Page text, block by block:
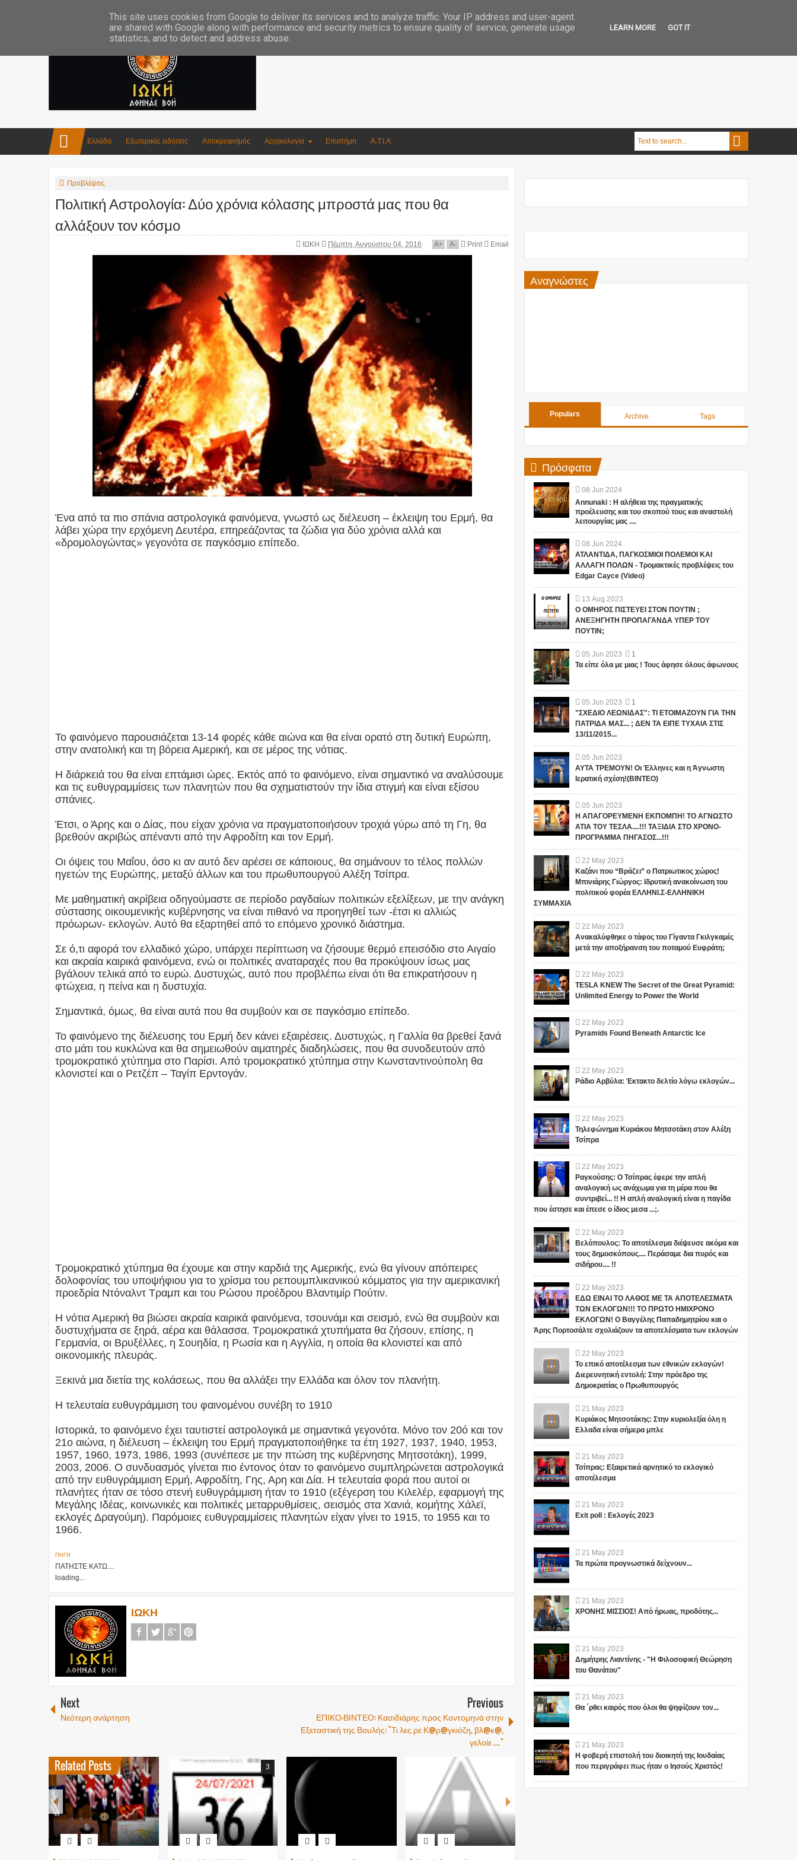
Ελλάδα Εξωτερικές ειδήσεις Αποκρυφισμός Αρχαιολογία Επιστήμη Α.Τ.Ι.Α.
Προβλέψεις
Πολιτική Αστρολογία: Δύο χρόνια κόλασης μπροστά μας που θα
αλλάξουν τον κόσμο
ΙΩΚΗ Πέμπτη, Αυγούστου 04, 2016 A+ A- Print Email
Ένα από τα πιο σπάνια αστρολογικά φαινόμενα, γνωστό ως διέλευση – έκλειψη του Ερμή, θα
λάβει χώρα την ερχόμενη Δευτέρα, επηρεάζοντας τα ζώδια για δύο χρόνια αλλά και
«δρομολογώντας» γεγονότα σε παγκόσμιο επίπεδο.
Το φαινόμενο παρουσιάζεται 13-14 φορές κάθε αιώνα και θα είναι ορατό στη δυτική Ευρώπη,
στην ανατολική και τη βόρεια Αμερική, και σε μέρος της νότιας.
Η διάρκειά του θα είναι επτάμισι ώρες. Εκτός από το φαινόμενο, είναι σημαντικό να αναλύσουμε
και τις ευθυγραμμίσεις των πλανητών που θα σχηματιστούν την ίδια στιγμή και είναι εξίσου
σπάνιες.
Έτσι, ο Άρης και ο Δίας, που είχαν χρόνια να πραγματοποιήσουν τροχιά γύρω από τη Γη, θα
βρεθούν ακριβώς απέναντι από την Αφροδίτη και τον Ερμή.
Οι όψεις του Μαΐου, όσο κι αν αυτό δεν αρέσει σε κάποιους, θα σημάνουν το τέλος πολλών
ηγετών της Ευρώπης, μεταξύ άλλων και του πρωθυπουργού Αλέξη Τσίπρα.
Με μαθηματική ακρίβεια οδηγούμαστε σε περίοδο ραγδαίων πολιτικών εξελίξεων, με την ανάγκη
σύστασης οικουμενικής κυβέρνησης να είναι πιθανό να προηγηθεί των -έτσι κι αλλιώς
πρόωρων- εκλογών. Αυτό θα εξαρτηθεί από το επόμενο χρονικό διάστημα.
Σε ό,τι αφορά τον ελλαδικό χώρο, υπάρχει περίπτωση να ζήσουμε θερμό επεισόδιο στο Αιγαίο
και ακραία καιρικά φαινόμενα, ενώ οι πολιτικές αναταραχές που θα προκύψουν ίσως μας
βγάλουν τελικά από το ευρώ. Δυστυχώς, αυτό που προβλέπω είναι ότι θα επικρατήσουν η
φτώχεια, η πείνα και η δυστυχία.
Σημαντικά, όμως, θα είναι αυτά που θα συμβούν και σε παγκόσμιο επίπεδο.
Το φαινόμενο της διέλευσης του Ερμή δεν κάνει εξαιρέσεις. Δυστυχώς, η Γαλλία θα βρεθεί ξανά
στο μάτι του κυκλώνα και θα σημειωθούν αιματηρές διαδηλώσεις, που θα συνοδευτούν από
τρομοκρατικό χτύπημα στο Παρίσι. Από τρομοκρατικό χτύπημα στην Κωνσταντινούπολη θα
κλονιστεί και ο Ρετζέπ – Ταγίπ Ερντογάν.
Τρομοκρατικό χτύπημα θα έχουμε και στην καρδιά της Αμερικής, ενώ θα γίνουν απόπειρες
δολοφονίας του υποψήφιου για το χρίσμα του ρεπουμπλικανικού κόμματος για την αμερικανική
προεδρία Ντόναλντ Τραμπ και του Ρώσου προέδρου Βλαντιμίρ Πούτιν.
Η νότια Αμερική θα βιώσει ακραία καιρικά φαινόμενα, τσουνάμι και σεισμό, ενώ θα συμβούν και
δυστυχήματα σε ξηρά, αέρα και θάλασσα. Τρομοκρατικά χτυπήματα θα ζήσουν, επίσης, η
Γερμανία, οι Βρυξέλλες, η Σουηδία, η Ρωσία και η Αγγλία, η οποία θα κλονιστεί και από
οικονομικής πλευράς.
Ξεκινά μια διετία της κολάσεως, που θα αλλάξει την Ελλάδα και όλον τον πλανήτη.
Η τελευταία ευθυγράμμιση του φαινομένου συνέβη το 1910
Ιστορικά, το φαινόμενο έχει ταυτιστεί αστρολογικά με σημαντικά γεγονότα. Μόνο τον 20ό και τον
21ο αιώνα, η διέλευση – έκλειψη του Ερμή πραγματοποιήθηκε τα έτη 1927, 1937, 1940, 1953,
1957, 1960, 1973, 1986, 1993 (συνέπεσε με την πτώση της κυβέρνησης Μητσοτάκη), 1999,
2003, 2006. Ο συνδυασμός γίνεται πιο έντονος όταν το φαινόμενο συμπληρώνεται αστρολογικά
από την ευθυγράμμιση Ερμή, Αφροδίτη, Γης, Αρη και Δία. Η τελευταία φορά που αυτοί οι
πλανήτες ήταν σε τόσο στενή ευθυγράμμιση ήταν το 1910 (εξέγερση του Κιλελέρ, εφαρμογή της
Μεγάλης Ιδέας, κοινωνικές και πολιτικές μεταρρυθμίσεις, σεισμός στα Χανιά, κομήτης Χάλεϊ,
εκλογές Δραγούμη). Παρόμοιες ευθυγραμμίσεις πλανητών είχαν γίνει το 1915, το 1955 και το
1966.
ΠΗΓΗ
ΠΑΤΗΣΤΕ ΚΑΤΩ....
loading...
ΙΩΚΗ
Next
Νεότερη ανάρτηση
Previous
ΕΠΙΚΟ-ΒΙΝΤΕΟ: Κασιδιάρης προς Κοντομηνά στην
Εξεταστική της Βουλής: "Τι λες ρε Κ@ρ@γκιόζη, βλ@κ@,
γελοίε ...."
Related Posts 3
Αναγνώστες
Populars Archive Tags
Πρόσφατα
08 Jun 2024
Annunaki : Η αλήθεια της πραγματικής
προέλευσης και του σκοπού τους και αναστολή
λειτουργίας μας ....
08 Jun 2024
ΑΤΛΑΝΤΙΔΑ, ΠΑΓΚΟΣΜΙΟΙ ΠΟΛΕΜΟΙ ΚΑΙ
ΑΛΛΑΓΗ ΠΟΛΩΝ - Τρομακτικές προβλέψεις του
Edgar Cayce (Video)
13 Aug 2023
Ο ΟΜΗΡΟΣ ΠΙΣΤΕΥΕΙ ΣΤΟΝ ΠΟΥΤΙΝ ;
ΑΝΕΞΗΓΗΤΗ ΠΡΟΠΑΓΑΝΔΑ ΥΠΕΡ ΤΟΥ
ΠΟΥΤΙΝ;
05 Jun 2023
1
Τα είπε όλα με μιας ! Τους άφησε όλους άφωνους
05 Jun 2023
1
"ΣΧΕΔΙΟ ΛΕΩΝΙΔΑΣ": ΤΙ ΕΤΟΙΜΑΖΟΥΝ ΓΙΑ ΤΗΝ
ΠΑΤΡΙΔΑ ΜΑΣ... ; ΔΕΝ ΤΑ ΕΙΠΕ ΤΥΧΑΙΑ ΣΤΙΣ
13/11/2015...
05 Jun 2023
ΑΥΤΑ ΤΡΕΜΟΥΝ! Οι Έλληνες και η Άγνωστη
Ιερατική σχέση!(ΒΙΝΤΕΟ)
05 Jun 2023
Η ΑΠΑΓΟΡΕΥΜΕΝΗ ΕΚΠΟΜΠΗ! ΤΟ ΑΓΝΩΣΤΟ
ΑΤΙΑ ΤΟΥ ΤΕΣΛΑ....!!! ΤΑΞΙΔΙΑ ΣΤΟ ΧΡΟΝΟ-
ΠΡΟΓΡΑΜΜΑ ΠΗΓΑΣΟΣ...!!!
22 May 2023
Καζάνι που “Βράζει” ο Πατριωτικος χώρος!
Μπινιάρης Γιώργος: Ιδρυτική ανακοίνωση του
πολιτικού φορέα ΕΛΛΗΝΙ.Σ-ΕΛΛΗΝΙΚΗ
ΣΥΜΜΑΧΙΑ
22 May 2023
Ανακαλύφθηκε ο τάφος του Γίγαντα Γκιλγκαμές
μετά την αποξήρανση του ποταμού Ευφράτη;
22 May 2023
TESLA KNEW The Secret of the Great Pyramid:
Unlimited Energy to Power the World
22 May 2023
Pyramids Found Beneath Antarctic Ice
22 May 2023
Ράδιο Αρβύλα: Έκτακτο δελτίο λόγω εκλογών...
22 May 2023
Τηλεφώνημα Κυριάκου Μητσοτάκη στον Αλέξη
Τσίπρα
22 May 2023
Ραγκούσης: Ο Τσίπρας έφερε την απλή
αναλογική ως ανάχωμα για τη μέρα που θα
συντριβεί... !! Η απλή αναλογική είναι η παγίδα
που έστησε και έπεσε ο ίδιος μεσα ...;.
22 May 2023
Βελόπουλος: Το αποτέλεσμα διέψευσε ακόμα και
τους δημοσκόπους.... Περάσαμε δια πυρός και
σιδήρου.... !!
22 May 2023
ΕΔΩ ΕΙΝΑΙ ΤΟ ΛΑΘΟΣ ΜΕ ΤΑ ΑΠΟΤΕΛΕΣΜΑΤΑ
ΤΩΝ ΕΚΛΟΓΩΝ!!! ΤΟ ΠΡΩΤΟ ΗΜΙΧΡΟΝΟ
ΕΚΛΟΓΩΝ! Ο Βαγγέλης Παπαδημητρίου και ο
Άρης Πορτοσάλτε σχολιάζουν τα αποτελέσματα των εκλογών
22 May 2023
Το επικό αποτέλεσμα των εθνικών εκλογών!
Διερευνητική εντολή: Στην πρόεδρο της
Δημοκρατίας ο Πρωθυπουργός
21 May 2023
Κυριάκος Μητσοτάκης: Στην κυριολεξία όλη η
Ελλαδα είναι σήμερα μπλε
21 May 2023
Τσίπρας: Εξαιρετικά αρνητικό το εκλογικό
αποτέλεσμα
21 May 2023
Exit poll : Εκλογές 2023
21 May 2023
Τα πρώτα προγνωστικά δείχνουν...
21 May 2023
ΧΡΟΝΗΣ ΜΙΣΣΙΟΣ! Από ήρωας, προδότης...
21 May 2023
Δημήτρης Λιαντίνης - "Η Φιλοσοφική Θεώρηση
του Θανάτου"
21 May 2023
Θα ΄ρθει καιρός που όλοι θα ψηφίζουν τον...
21 May 2023
Η φοβερή επιστολή του διοικητή της Ιουδαίας
που περιγράφει πως ήταν ο Ιησούς Χριστός!
This site uses cookies from Google to deliver its services and to analyze traffic. Your IP address and user-agent
are shared with Google along with performance and security metrics to ensure quality of service, generate usage
statistics, and to detect and address abuse.
LEARN MORE GOT IT